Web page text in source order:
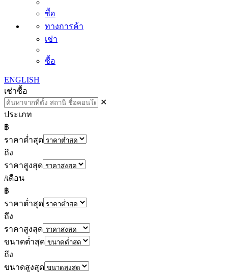
ซื้อ
ทางการค้า
เช่า
ซื้อ
ENGLISH
เช่าซื้อ
✕
ประเภท
฿
ราคาต่ำสุด
ถึง
ราคาสูงสุด
/เดือน
฿
ราคาต่ำสุด
ถึง
ราคาสูงสุด
ขนาดต่ำสุด
ถึง
ขนาดสูงสุด